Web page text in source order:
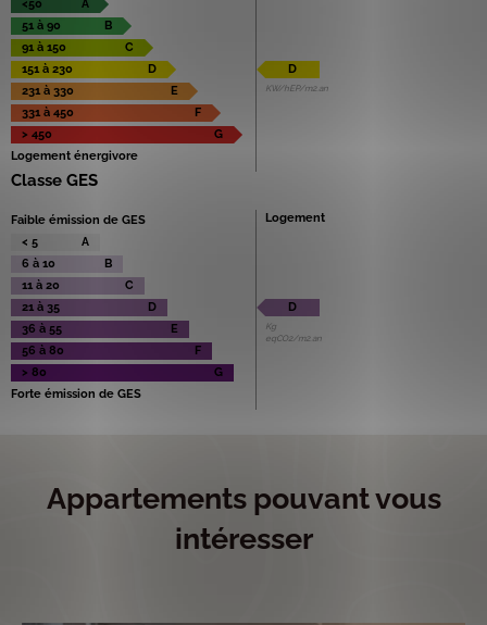
<50
A
51 à 90
B
91 à 150
C
151 à 230
D
231 à 330
E
331 à 450
F
> 450
G
Logement énergivore
D
KW/hEP/m2.an
Classe GES
Faible émission de GES
< 5
A
6 à 10
B
11 à 20
C
21 à 35
D
36 à 55
E
56 à 80
F
> 80
G
Forte émission de GES
Logement
D
Kg
eqCO2/m2.an
Appartements pouvant vous
intéresser